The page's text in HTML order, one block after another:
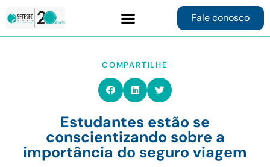
Fale conosco
COMPARTILHE
Estudantes estão se
conscientizando sobre a
importância do seguro viagem